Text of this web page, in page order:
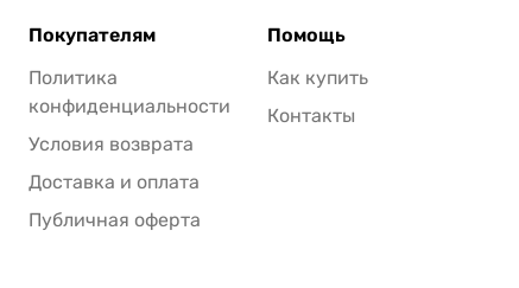
Покупателям
Политика
конфиденциальности
Условия возврата
Доставка и оплата
Публичная оферта
Помощь
Как купить
Контакты